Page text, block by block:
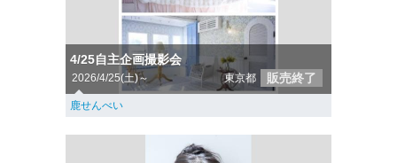
4/25自主企画撮影会
2026/4/25(土)～ 東京都 販売終了
鹿せんべい